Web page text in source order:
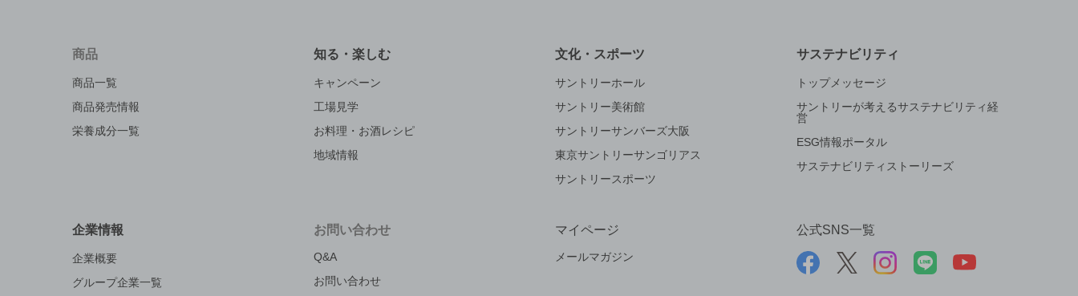
商品
商品一覧
商品発売情報
栄養成分一覧
知る・楽しむ
キャンペーン
工場見学
お料理・お酒レシピ
地域情報
文化・スポーツ
サントリーホール
サントリー美術館
サントリーサンバーズ大阪
東京サントリーサンゴリアス
サントリースポーツ
サステナビリティ
トップメッセージ
サントリーが考えるサステナビリティ経
営
ESG情報ポータル
サステナビリティストーリーズ
企業情報
企業概要
グループ企業一覧
お問い合わせ
Q&A
お問い合わせ
マイページ
メールマガジン
公式SNS一覧